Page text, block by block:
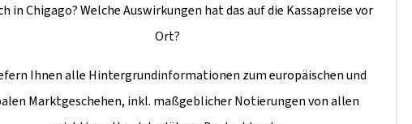
in Chigago? Welche Auswirkungen hat das auf die Kassapreise vor
Ort?
Ihnen alle Hintergrundinformationen zum europäischen und
Marktgeschehen, inkl. maßgeblicher Notierungen von allen